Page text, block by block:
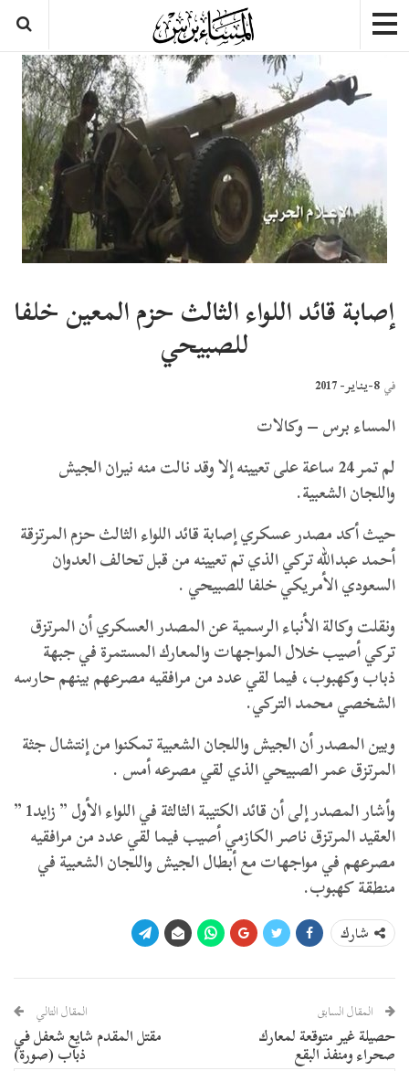
إصابة قائد اللواء الثالث حزم المعين خلفا
للصبيحي
في 8-يناير- 2017
المساء برس – وكالات
لم تمر 24 ساعة على تعيينه إلا وقد نالت منه نيران الجيش
واللجان الشعبية.
حيث أكد مصدر عسكري إصابة قائد اللواء الثالث حزم المرتزقة
أحمد عبدالله تركي الذي تم تعيينه من قبل تحالف العدوان
السعودي الأمريكي خلفا للصبيحي .
ونقلت وكالة الأنباء الرسمية عن المصدر العسكري أن المرتزق
تركي أصيب خلال المواجهات والمعارك المستمرة في جبهة
ذباب وكهبوب، فيما لقي عدد من مرافقيه مصرعهم بينهم حارسه
الشخصي محمد التركي.
وبين المصدر أن الجيش واللجان الشعبية تمكنوا من إنتشال جثة
المرتزق عمر الصبيحي الذي لقي مصرعه أمس .
وأشار المصدر إلى أن قائد الكتيبة الثالثة في اللواء الأول ” زايد1 ”
العقيد المرتزق ناصر الكازمي أصيب فيما لقي عدد من مرافقيه
مصرعهم في مواجهات مع أبطال الجيش واللجان الشعبية في
منطقة كهبوب.
شارك
المقال السابق
حصيلة غير متوقعة لمعارك
صحراء ومنفذ البقع
المقال التالي
مقتل المقدم شايع شعفل في
ذباب (صورة)